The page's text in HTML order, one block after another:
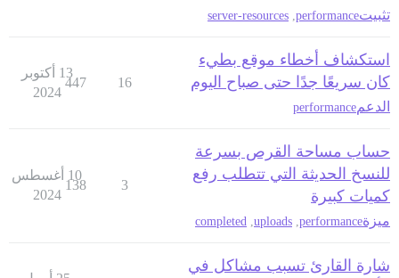
تثبيتperformance
server-resources
استكشاف أخطاء موقع بطيء
كان سريعًا جدًا حتى صباح اليوم
الدعمperformance
16
447
13 أكتوبر
2024
حساب مساحة القرص بسرعة
للنسخ الحديثة التي تتطلب رفع
كميات كبيرة
ميزةperformance
uploads
completed
3
138
10 أغسطس
2024
شارة القارئ تسبب مشاكل في